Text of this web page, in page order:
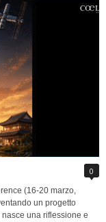
0
(16-20 marzo,
un progetto
una riflessione e